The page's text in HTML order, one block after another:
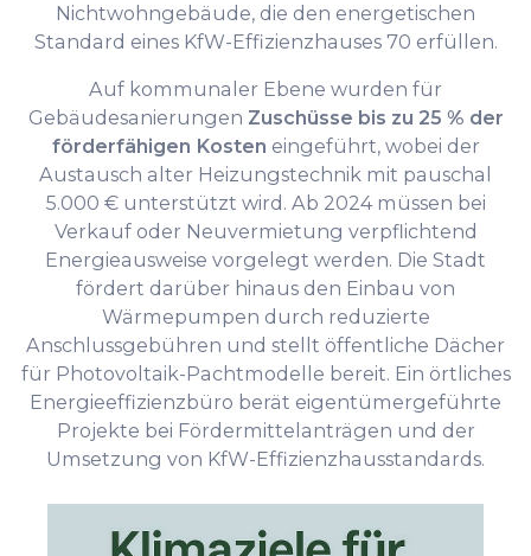
Nichtwohngebäude, die den energetischen
Standard eines KfW-Effizienzhauses 70 erfüllen.
Auf kommunaler Ebene wurden für
Gebäudesanierungen Zuschüsse bis zu 25 % der
förderfähigen Kosten eingeführt, wobei der
Austausch alter Heizungstechnik mit pauschal
5.000 € unterstützt wird. Ab 2024 müssen bei
Verkauf oder Neuvermietung verpflichtend
Energieausweise vorgelegt werden. Die Stadt
fördert darüber hinaus den Einbau von
Wärmepumpen durch reduzierte
Anschlussgebühren und stellt öffentliche Dächer
für Photovoltaik-Pachtmodelle bereit. Ein örtliches
Energieeffizienzbüro berät eigentümergeführte
Projekte bei Fördermittelanträgen und der
Umsetzung von KfW-Effizienzhausstandards.